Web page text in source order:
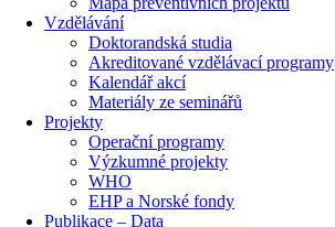
Vzdělávání
Doktorandská studia
Akreditované vzdělávací programy
Kalendář akcí
Materiály ze seminářů
Projekty
Operační programy
Výzkumné projekty
WHO
EHP a Norské fondy
Publikace – Data